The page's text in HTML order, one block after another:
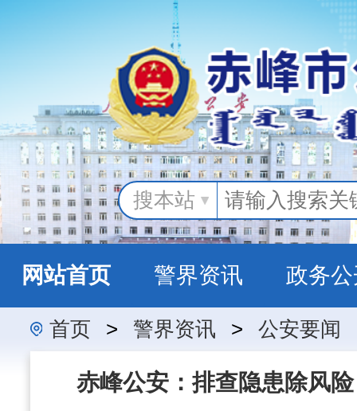
搜本站
网站首页 警界资讯 政务
警民互动
首页 > 警界资讯 > 公安要闻
赤峰公安：排查隐患除风